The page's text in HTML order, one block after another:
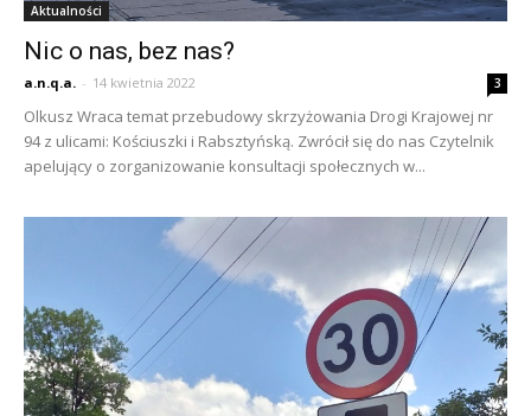
Aktualności
Nic o nas, bez nas?
a.n.q.a. - 14 kwietnia 2022 3
Olkusz Wraca temat przebudowy skrzyżowania Drogi Krajowej nr
94 z ulicami: Kościuszki i Rabsztyńską. Zwrócił się do nas Czytelnik
apelujący o zorganizowanie konsultacji społecznych w...